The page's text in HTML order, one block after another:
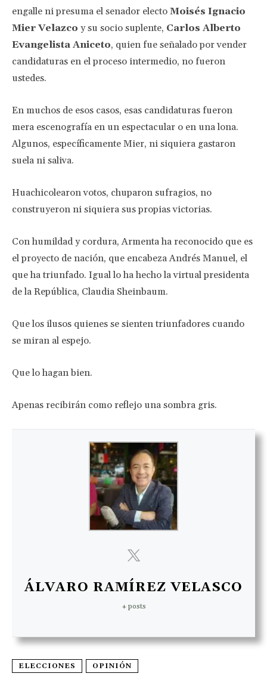
engalle ni presuma el senador electo Moisés Ignacio
Mier Velazco y su socio suplente, Carlos Alberto
Evangelista Aniceto, quien fue señalado por vender
candidaturas en el proceso intermedio, no fueron
ustedes.
En muchos de esos casos, esas candidaturas fueron
mera escenografía en un espectacular o en una lona.
Algunos, específicamente Mier, ni siquiera gastaron
suela ni saliva.
Huachicolearon votos, chuparon sufragios, no
construyeron ni siquiera sus propias victorias.
Con humildad y cordura, Armenta ha reconocido que es
el proyecto de nación, que encabeza Andrés Manuel, el
que ha triunfado. Igual lo ha hecho la virtual presidenta
de la República, Claudia Sheinbaum.
Que los ilusos quienes se sienten triunfadores cuando
se miran al espejo.
Que lo hagan bien.
Apenas recibirán como reflejo una sombra gris.
ÁLVARO RAMÍREZ VELASCO
+ posts
ELECCIONES OPINIÓN